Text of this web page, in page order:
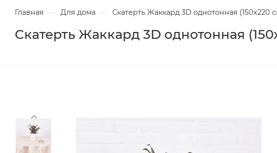
Главная — Для дома — Скатерть Жаккард 3D однотонная (150х220
Скатерть Жаккард 3D однотонная